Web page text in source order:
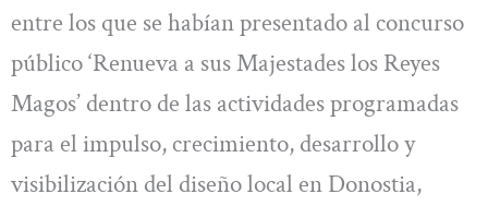
entre los que se habían presentado al concurso
público ‘Renueva a sus Majestades los Reyes
Magos’ dentro de las actividades programadas
para el impulso, crecimiento, desarrollo y
visibilización del diseño local en Donostia,